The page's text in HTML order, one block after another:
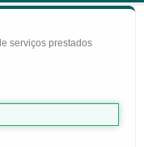
serviços prestados